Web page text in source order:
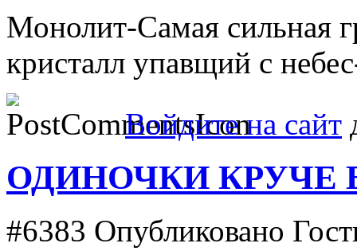
Монолит-Самая сильная
кристалл упавщий с
Войдите на сайт
ОДИНОЧКИ КРУЧЕ
#6383 Опубликовано